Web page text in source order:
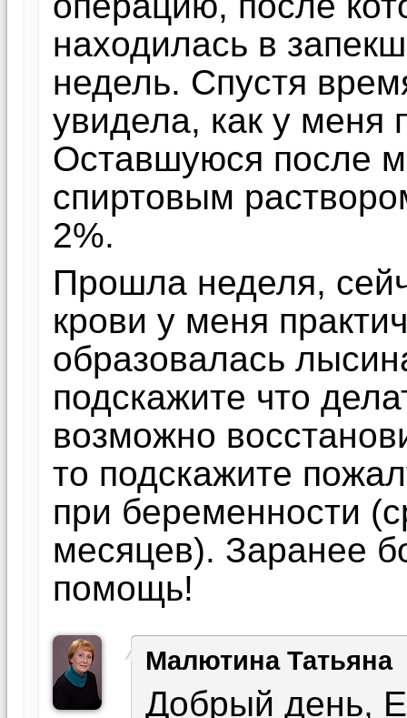
находилась в
недель. Спустя
увидела, как у меня
Оставшуюся после
спиртовым
2%.
Прошла неделя,
крови у меня
образовалась
подскажите что
возможно
то подскажите
при беременности
месяцев). Заранее
помощь!
Малютина Татьяна
Добрый день,